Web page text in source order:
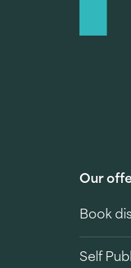
Our
Book
Self